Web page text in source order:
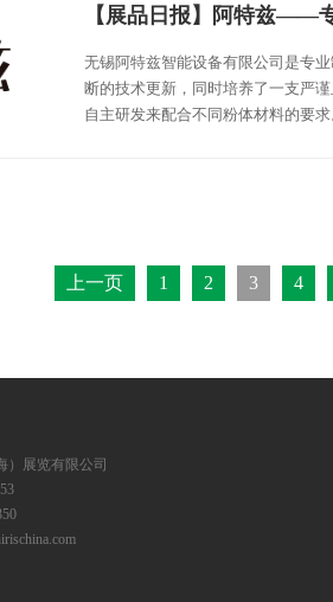
【展品日报】阿特兹——
无锡阿特兹智能设备有限公司是专
断的技术更新，同时培养了一支严
自主研发来配合不同粉体材料的要求
上一页 1 2 3 4
）展览有限公司